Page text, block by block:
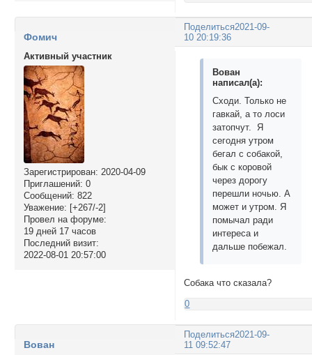
Поделиться2021-09-
10 20:19:36
Фомич
Активный участник
Зарегистрирован: 2020-04-09
Приглашений: 0
Сообщений: 822
Уважение: [+267/-2]
Провел на форуме:
19 дней 17 часов
Последний визит:
2022-08-01 20:57:00
Вован
написал(а):
Сходи. Только не
гавкай, а то лоси
затопчут. Я
сегодня утром
бегал с собакой,
бык с коровой
через дорогу
перешли ночью. А
может и утром. Я
помычал ради
интереса и
дальше побежал.
Собака что сказала?
0
Поделиться2021-09-
11 09:52:47
Вован